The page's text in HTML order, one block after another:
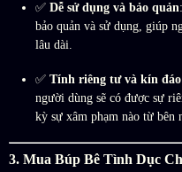
✅ Dễ sử dụng và bảo quản
bảo quản và sử dụng, giúp
lâu dài.
✅ Tính riêng tư và kín đáo
người dùng sẽ có được sự
kỳ sự xâm phạm nào từ bên
3. Mua Búp Bê Tình Dục